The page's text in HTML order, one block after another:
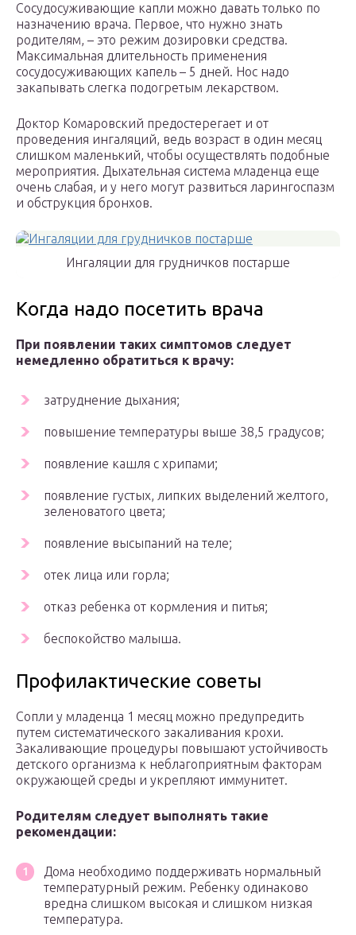
Сосудосуживающие капли можно давать только по
назначению врача. Первое, что нужно знать
родителям, – это режим дозировки средства.
Максимальная длительность применения
сосудосуживающих капель – 5 дней. Нос надо
закапывать слегка подогретым лекарством.
Доктор Комаровский предостерегает и от
проведения ингаляций, ведь возраст в один месяц
слишком маленький, чтобы осуществлять подобные
мероприятия. Дыхательная система младенца еще
очень слабая, и у него могут развиться ларингоспазм
и обструкция бронхов.
Ингаляции для грудничков постарше
Когда надо посетить врача
При появлении таких симптомов следует
немедленно обратиться к врачу:
затруднение дыхания;
повышение температуры выше 38,5 градусов;
появление кашля с хрипами;
появление густых, липких выделений желтого,
зеленоватого цвета;
появление высыпаний на теле;
отек лица или горла;
отказ ребенка от кормления и питья;
беспокойство малыша.
Профилактические советы
Сопли у младенца 1 месяц можно предупредить
путем систематического закаливания крохи.
Закаливающие процедуры повышают устойчивость
детского организма к неблагоприятным факторам
окружающей среды и укрепляют иммунитет.
Родителям следует выполнять такие
рекомендации:
Дома необходимо поддерживать нормальный
температурный режим. Ребенку одинаково
вредна слишком высокая и слишком низкая
температура.